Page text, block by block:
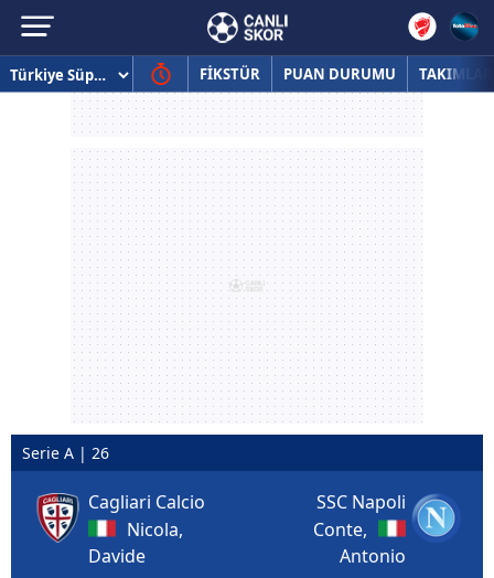
FİKSTÜR PUAN DURUMU TAKIMLAR
Serie A | 26
Cagliari Calcio
Nicola,
Davide
SSC Napoli
Conte,
Antonio